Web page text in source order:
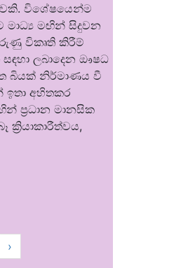
විශේෂයෙන්ම
මාධ්‍ය මඟින් සිදුවන
විකෘති කිරීම්
ලබාදෙන ඖෂධ
බියක් නිර්මාණය වී
ඉතා අහිතකර
ප්‍රධාන මානසික
›